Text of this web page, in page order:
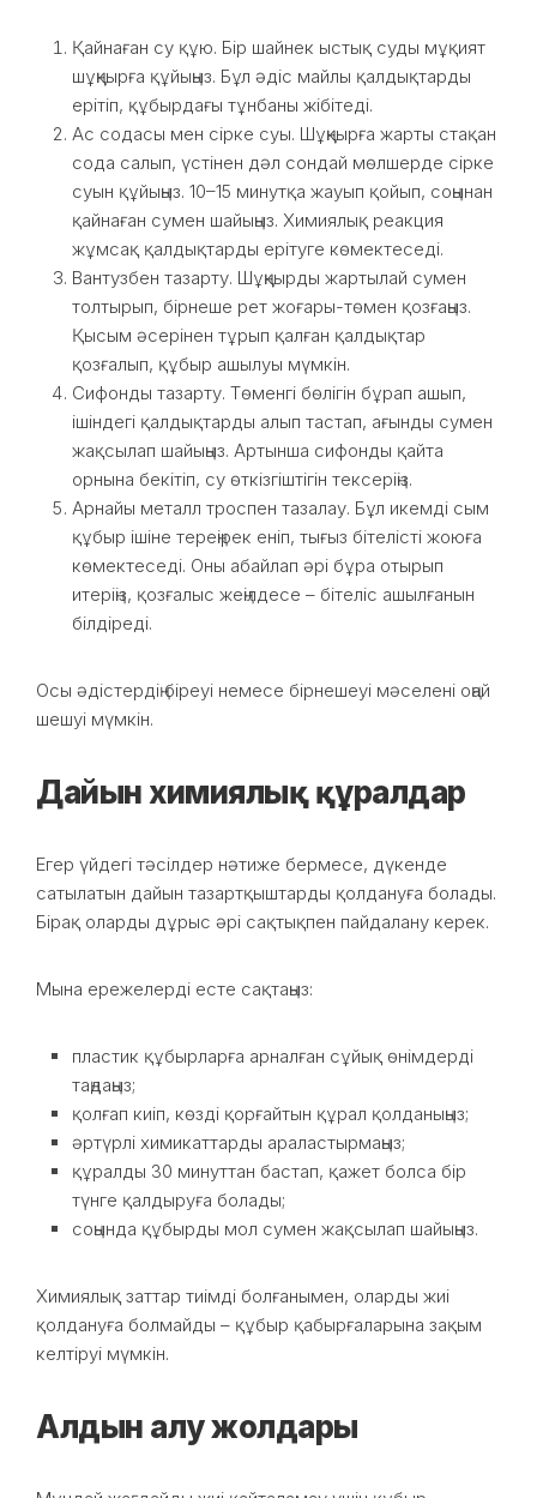
Қайнаған су құю. Бір шайнек ыстық суды мұқият
шұңқырға құйыңыз. Бұл әдіс майлы қалдықтарды
ерітіп, құбырдағы тұнбаны жібітеді.
Ас содасы мен сірке суы. Шұңқырға жарты стақан
сода салып, үстінен дәл сондай мөлшерде сірке
суын құйыңыз. 10–15 минутқа жауып қойып, соңынан
қайнаған сумен шайыңыз. Химиялық реакция
жұмсақ қалдықтарды ерітуге көмектеседі.
Вантузбен тазарту. Шұңқырды жартылай сумен
толтырып, бірнеше рет жоғары-төмен қозғаңыз.
Қысым әсерінен тұрып қалған қалдықтар
қозғалып, құбыр ашылуы мүмкін.
Сифонды тазарту. Төменгі бөлігін бұрап ашып,
ішіндегі қалдықтарды алып тастап, ағынды сумен
жақсылап шайыңыз. Артынша сифонды қайта
орнына бекітіп, су өткізгіштігін тексеріңіз.
Арнайы металл троспен тазалау. Бұл икемді сым
құбыр ішіне тереңірек еніп, тығыз бітелісті жоюға
көмектеседі. Оны абайлап әрі бұра отырып
итеріңіз, қозғалыс жеңілдесе – бітеліс ашылғанын
білдіреді.
Осы әдістердің біреуі немесе бірнешеуі мәселені оңай
шешуі мүмкін.
Дайын химиялық құралдар
Егер үйдегі тәсілдер нәтиже бермесе, дүкенде
сатылатын дайын тазартқыштарды қолдануға болады.
Бірақ оларды дұрыс әрі сақтықпен пайдалану керек.
Мына ережелерді есте сақтаңыз:
пластик құбырларға арналған сұйық өнімдерді
таңдаңыз;
қолғап киіп, көзді қорғайтын құрал қолданыңыз;
әртүрлі химикаттарды араластырмаңыз;
құралды 30 минуттан бастап, қажет болса бір
түнге қалдыруға болады;
соңында құбырды мол сумен жақсылап шайыңыз.
Химиялық заттар тиімді болғанымен, оларды жиі
қолдануға болмайды – құбыр қабырғаларына зақым
келтіруі мүмкін.
Алдын алу жолдары